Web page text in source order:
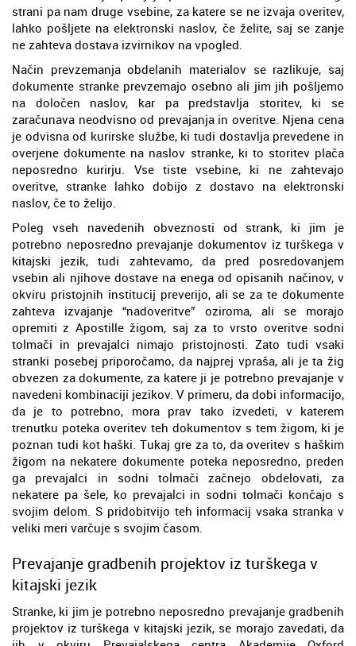
strani pa nam druge vsebine, za katere se ne izvaja overitev,
lahko pošljete na elektronski naslov, če želite, saj se zanje
ne zahteva dostava izvirnikov na vpogled.
Način prevzemanja obdelanih materialov se razlikuje, saj
dokumente stranke prevzemajo osebno ali jim jih pošljemo
na določen naslov, kar pa predstavlja storitev, ki se
zaračunava neodvisno od prevajanja in overitve. Njena cena
je odvisna od kurirske službe, ki tudi dostavlja prevedene in
overjene dokumente na naslov stranke, ki to storitev plača
neposredno kurirju. Vse tiste vsebine, ki ne zahtevajo
overitve, stranke lahko dobijo z dostavo na elektronski
naslov, če to želijo.
Poleg vseh navedenih obveznosti od strank, ki jim je
potrebno neposredno prevajanje dokumentov iz turškega v
kitajski jezik, tudi zahtevamo, da pred posredovanjem
vsebin ali njihove dostave na enega od opisanih načinov, v
okviru pristojnih institucij preverijo, ali se za te dokumente
zahteva izvajanje “nadoveritve” oziroma, ali se morajo
opremiti z Apostille žigom, saj za to vrsto overitve sodni
tolmači in prevajalci nimajo pristojnosti. Zato tudi vsaki
stranki posebej priporočamo, da najprej vpraša, ali je ta žig
obvezen za dokumente, za katere ji je potrebno prevajanje v
navedeni kombinaciji jezikov. V primeru, da dobi informacijo,
da je to potrebno, mora prav tako izvedeti, v katerem
trenutku poteka overitev teh dokumentov s tem žigom, ki je
poznan tudi kot haški. Tukaj gre za to, da overitev s haškim
žigom na nekatere dokumente poteka neposredno, preden
ga prevajalci in sodni tolmači začnejo obdelovati, za
nekatere pa šele, ko prevajalci in sodni tolmači končajo s
svojim delom. S pridobitvijo teh informacij vsaka stranka v
veliki meri varčuje s svojim časom.
Prevajanje gradbenih projektov iz turškega v
kitajski jezik
Stranke, ki jim je potrebno neposredno prevajanje gradbenih
projektov iz turškega v kitajski jezik, se morajo zavedati, da